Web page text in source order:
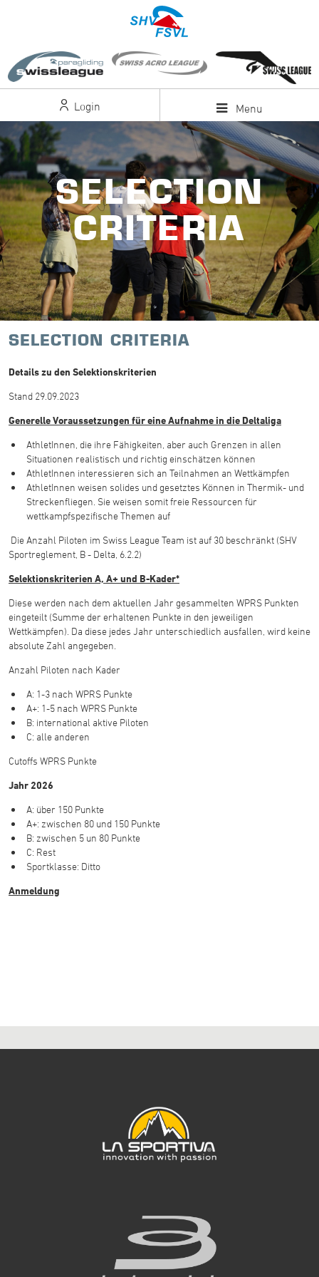
Login Menu
SELECTION
CRITERIA
SELECTION CRITERIA
Details zu den Selektionskriterien
Stand 29.09.2023
Generelle Voraussetzungen für eine Aufnahme in die Deltaliga
AthletInnen, die ihre Fähigkeiten, aber auch Grenzen in allen
Situationen realistisch und richtig einschätzen können
AthletInnen interessieren sich an Teilnahmen an Wettkämpfen
AthletInnen weisen solides und gesetztes Können in Thermik- und
Streckenfliegen. Sie weisen somit freie Ressourcen für
wettkampfspezifische Themen auf
Die Anzahl Piloten im Swiss League Team ist auf 30 beschränkt (SHV
Sportreglement, B - Delta, 6.2.2)
Selektionskriterien A, A+ und B-Kader*
Diese werden nach dem aktuellen Jahr gesammelten WPRS Punkten
eingeteilt (Summe der erhaltenen Punkte in den jeweiligen
Wettkämpfen). Da diese jedes Jahr unterschiedlich ausfallen, wird keine
absolute Zahl angegeben.
Anzahl Piloten nach Kader
A: 1-3 nach WPRS Punkte
A+: 1-5 nach WPRS Punkte
B: international aktive Piloten
C: alle anderen
Cutoffs WPRS Punkte
Jahr 2026
A: über 150 Punkte
A+: zwischen 80 und 150 Punkte
B: zwischen 5 un 80 Punkte
C: Rest
Sportklasse: Ditto
Anmeldung